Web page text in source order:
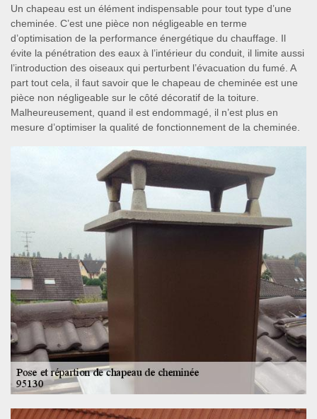
Un chapeau est un élément indispensable pour tout type d’une
cheminée. C’est une pièce non négligeable en terme
d’optimisation de la performance énergétique du chauffage. Il
évite la pénétration des eaux à l’intérieur du conduit, il limite aussi
l’introduction des oiseaux qui perturbent l’évacuation du fumé. A
part tout cela, il faut savoir que le chapeau de cheminée est une
pièce non négligeable sur le côté décoratif de la toiture.
Malheureusement, quand il est endommagé, il n’est plus en
mesure d’optimiser la qualité de fonctionnement de la cheminée.